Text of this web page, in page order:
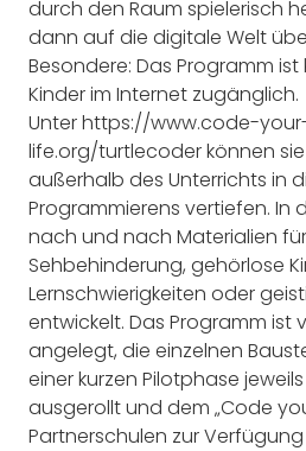
durch den Raum spielerisch
dann auf die digitale Welt
Besondere: Das Programm
Kinder im Internet zugänglich.
Unter https://www.code-
life.org/turtlecoder können
außerhalb des Unterrichts in
Programmierens vertiefen. In
nach und nach Materialien
Sehbehinderung, gehörlose
Lernschwierigkeiten oder
entwickelt. Das Programm ist
angelegt, die einzelnen
einer kurzen Pilotphase
ausgerollt und dem „Code
Partnerschulen zur